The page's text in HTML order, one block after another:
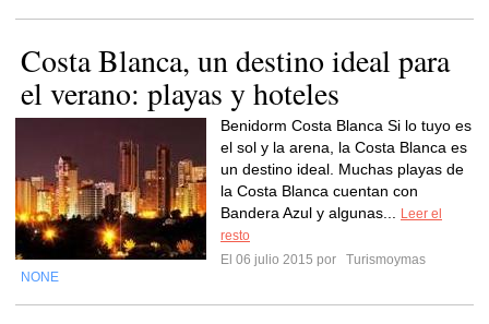
Costa Blanca, un destino ideal para
el verano: playas y hoteles
Benidorm Costa Blanca Si lo tuyo es
el sol y la arena, la Costa Blanca es
un destino ideal. Muchas playas de
la Costa Blanca cuentan con
Bandera Azul y algunas...
Leer el
resto
El 06 julio 2015 por
Turismoymas
NONE